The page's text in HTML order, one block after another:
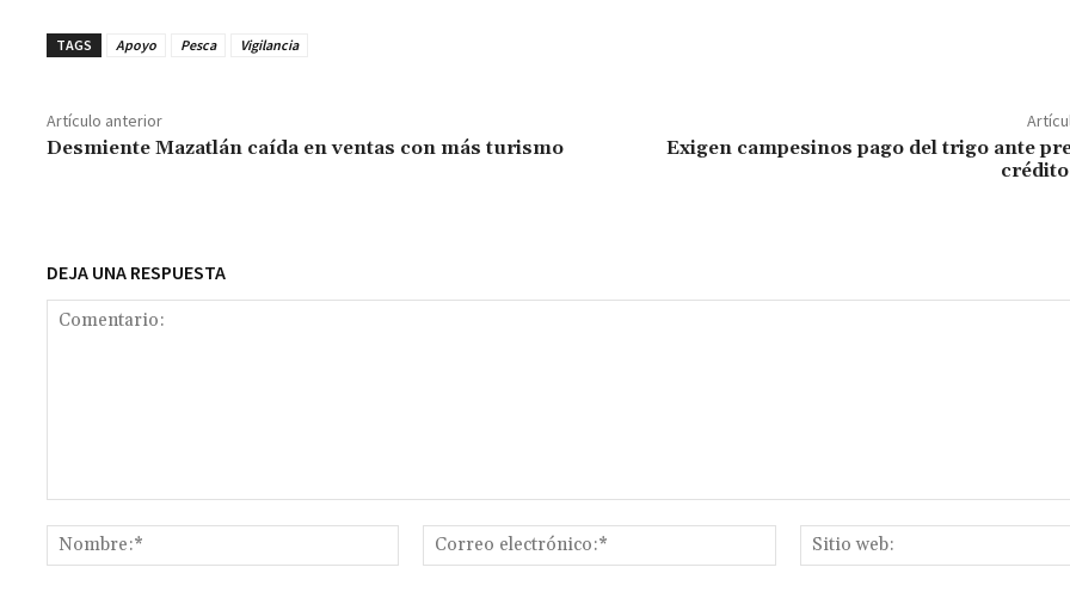
b
o
k
at
p
p
tt ai
r
n tir
TAGS Apoyo Pesca Vigilancia
Artículo anterior
Desmiente Mazatlán caída en ventas con más turismo
Exigen campesinos pago del trigo ante
DEJA UNA RESPUESTA
Nombre:*
Correo
electrónico:*